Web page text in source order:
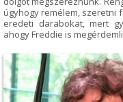
úgyhogy remélem, szeretni
eredeti darabokat, mert
ahogy Freddie is